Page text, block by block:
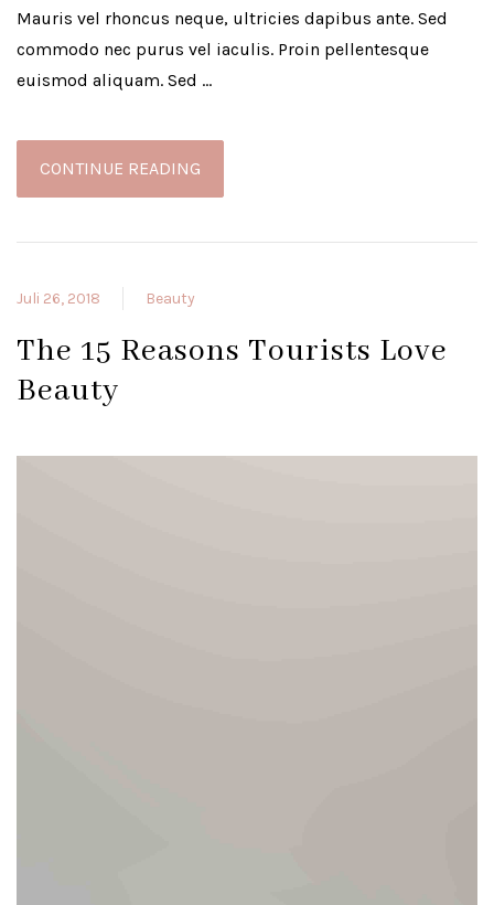
Mauris vel rhoncus neque, ultricies dapibus ante. Sed
commodo nec purus vel iaculis. Proin pellentesque
euismod aliquam. Sed …
CONTINUE READING
Juli 26, 2018 Beauty
The 15 Reasons Tourists Love
Beauty